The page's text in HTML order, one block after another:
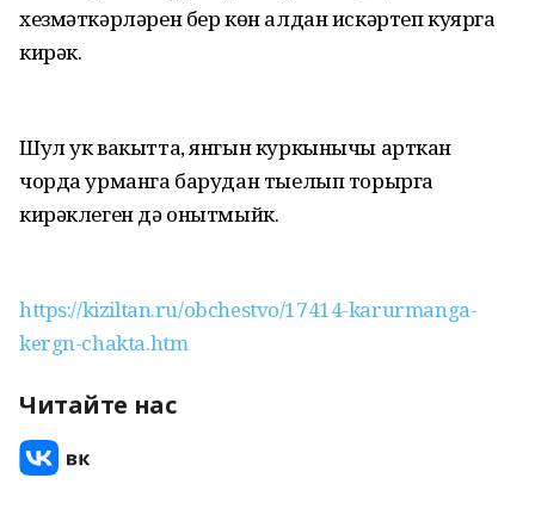
хезмәткәрләрен бер көн алдан искәртеп куярга
кирәк.
Шул ук вакытта, янгын куркынычы арткан
чорда урманга барудан тыелып торырга
кирәклеген дә онытмыйк.
https://kiziltan.ru/obchestvo/17414-karurmanga-
kergn-chakta.htm
Читайте нас